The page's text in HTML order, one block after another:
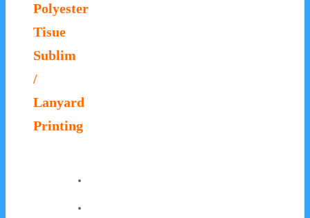
Polyester
Tisue
Sublim
/
Lanyard
Printing